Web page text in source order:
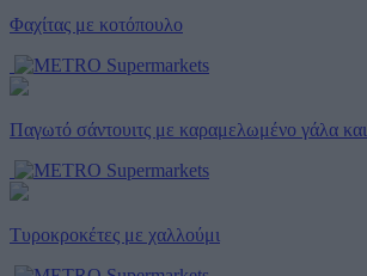
Φαχίτας με κοτόπουλο
Παγωτό σάντουιτς με καραμελωμένο γάλα και
Τυροκροκέτες με χαλλούμι